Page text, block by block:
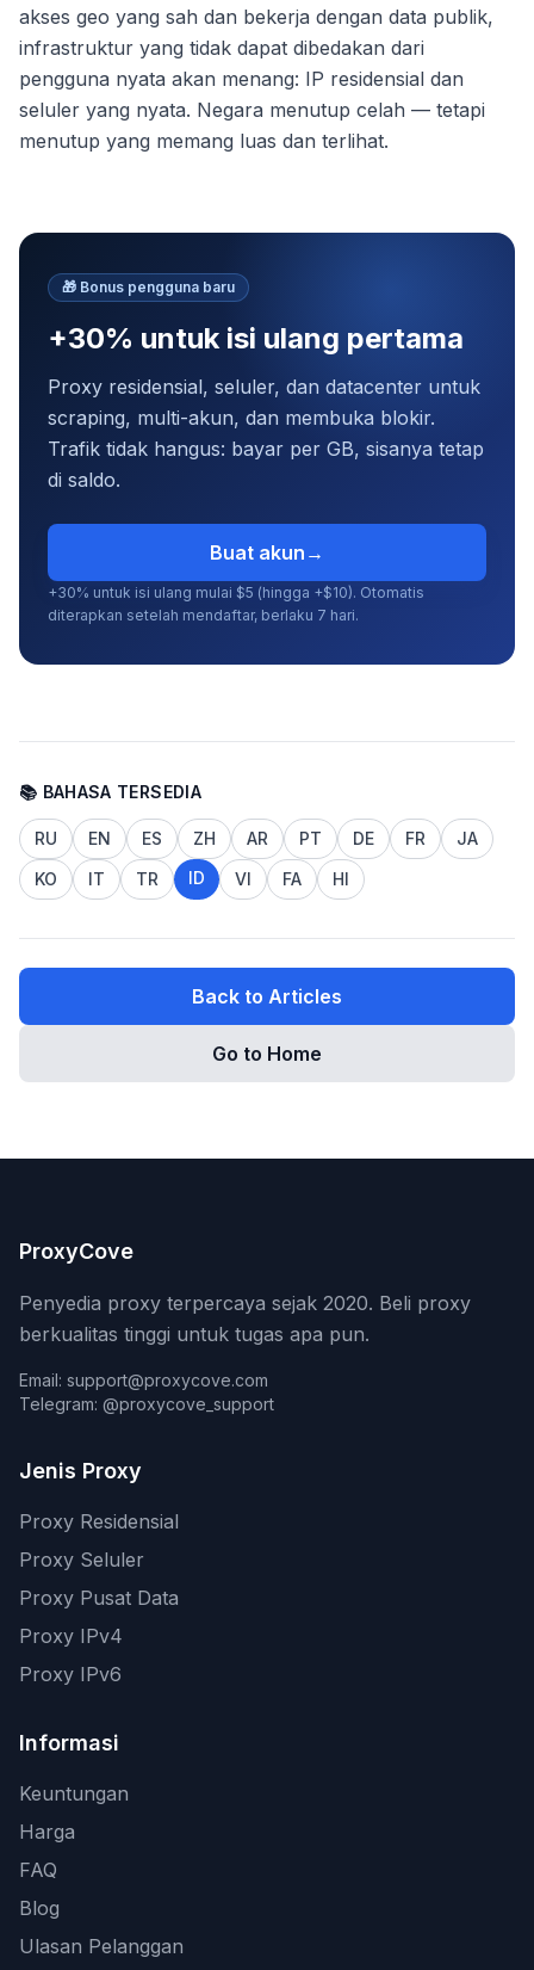
akses geo yang sah dan bekerja dengan data publik,
infrastruktur yang tidak dapat dibedakan dari
pengguna nyata akan menang: IP residensial dan
seluler yang nyata. Negara menutup celah — tetapi
menutup yang memang luas dan terlihat.
🎁 Bonus pengguna baru
+30% untuk isi ulang pertama
Proxy residensial, seluler, dan datacenter untuk
scraping, multi-akun, dan membuka blokir.
Trafik tidak hangus: bayar per GB, sisanya tetap
di saldo.
Buat akun →
+30% untuk isi ulang mulai $5 (hingga +$10). Otomatis
diterapkan setelah mendaftar, berlaku 7 hari.
📚 BAHASA TERSEDIA
RU EN ES ZH AR PT DE FR
JA
KO
IT TR ID VI FA HI
Back to Articles
Go to Home
ProxyCove
Penyedia proxy terpercaya sejak 2020. Beli proxy
berkualitas tinggi untuk tugas apa pun.
Email: support@proxycove.com
Telegram: @proxycove_support
Jenis Proxy
Proxy Residensial
Proxy Seluler
Proxy Pusat Data
Proxy IPv4
Proxy IPv6
Informasi
Keuntungan
Harga
FAQ
Blog
Ulasan Pelanggan